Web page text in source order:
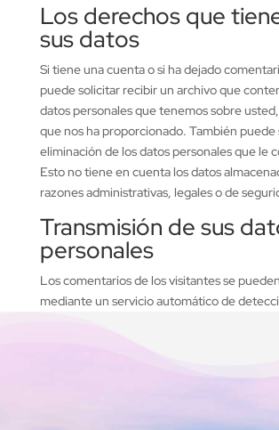
Los derechos que
sus datos
Si tiene una cuenta o si ha dejado
puede solicitar recibir un archivo que
datos personales que tenemos sobre
que nos ha proporcionado. También puede
eliminación de los datos personales que le
Esto no tiene en cuenta los datos
razones administrativas, legales o de
Transmisión de sus
personales
Los comentarios de los visitantes se
mediante un servicio automático de